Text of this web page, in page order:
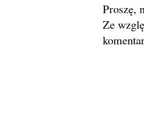
Proszę,
Ze